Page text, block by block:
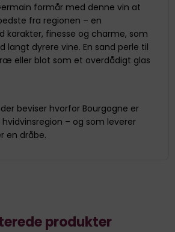
formår med denne vin at
fra regionen – en
karakter, finesse og charme, som
langt dyrere vine. En sand perle til
eller blot som et overdådigt glas
beviser hvorfor Bourgogne er
– og som leverer
en dråbe.
produkter